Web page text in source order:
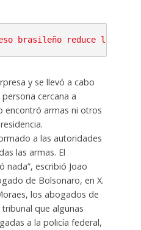
brasileño reduce la pena
y se llevó a cabo
cercana a
encontró armas ni otros
a las autoridades
las armas. El
nada”, escribió Joao
de Bolsonaro, en X.
los abogados de
que algunas
a la policía federal,